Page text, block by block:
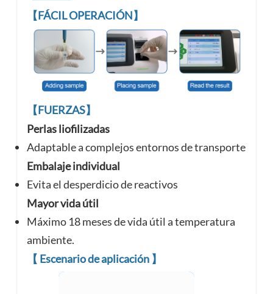
【FÁCIL OPERACIÓN】
【FUERZAS】
Perlas liofilizadas
Adaptable a complejosentornos de transporte
Embalaje individual
Evita el desperdicio de reactivos
Mayor vida útil
Máximo 18 meses de vida útil a temperatura
ambiente.
【 Escenario de aplicación 】